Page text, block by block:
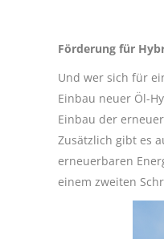
Förderung für
Und wer sich für
Einbau neuer Öl-
Einbau der
Zusätzlich gibt es
erneuerbaren
einem zweiten